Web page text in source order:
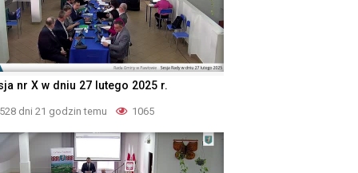
nr X w dniu 27 lutego 2025 r.
528 dni 21 godzin temu 1065